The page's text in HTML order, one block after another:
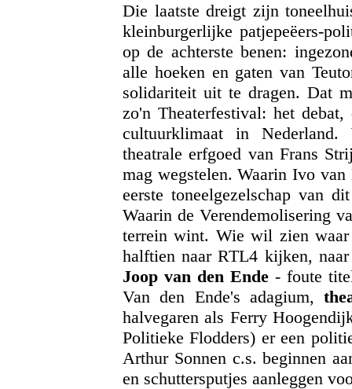
Die laatste dreigt zijn
kleinburgerlijke patjepeëers-
op de achterste benen:
alle hoeken en gaten van
solidariteit uit te dragen. Dat
zo'n Theaterfestival: het
cultuurklimaat in Nederland.
theatrale erfgoed van Frans
mag wegstelen. Waarin Ivo
eerste toneelgezelschap van
Waarin de Verendemolisering
terrein wint. Wie wil zien waar
halftien naar RTL4 kijken,
Joop van den Ende - foute
Van den Ende's adagium,
halvegaren als Ferry
Politieke Flodders) er een
Arthur Sonnen c.s. beginnen
en schuttersputjes aanleggen